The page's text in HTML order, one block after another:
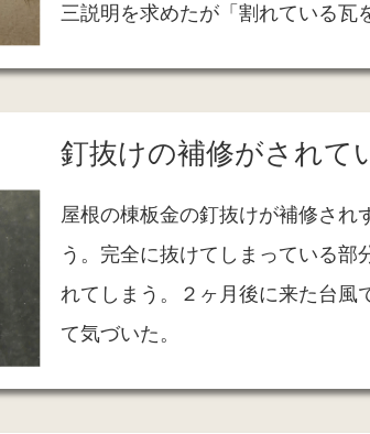
三説明を求めたが「割れている瓦
釘抜けの補修がされて
屋根の棟板金の釘抜けが補修され
う。完全に抜けてしまっている部
れてしまう。２ヶ月後に来た台風
て気づいた。